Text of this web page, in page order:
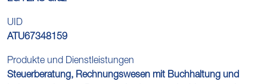
UID
ATU67348159
Produkte und Dienstleistungen
Steuerberatung, Rechnungswesen mit Buchhaltung und